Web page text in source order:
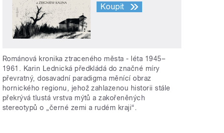
Koupit
Románová kronika ztraceného města - léta 1945–
1961. Karin Lednická předkládá do značné míry
převratný, dosavadní paradigma měnící obraz
hornického regionu, jehož zahlazenou historii stále
překrývá tlustá vrstva mýtů a zakořeněných
stereotypů o „černé zemi a rudém kraji“.